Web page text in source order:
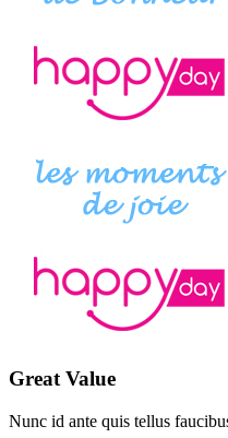
Great Value
Nunc id ante quis tellus